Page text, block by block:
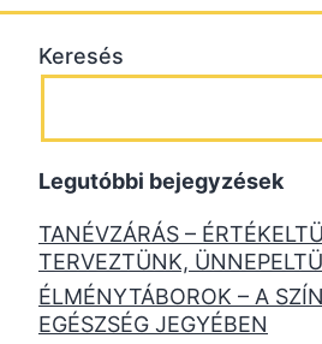
Keresés
Legutóbbi bejegyzések
TANÉVZÁRÁS –
TERVEZTÜNK,
ÉLMÉNYTÁBOROK – A
EGÉSZSÉG JEGYÉBEN